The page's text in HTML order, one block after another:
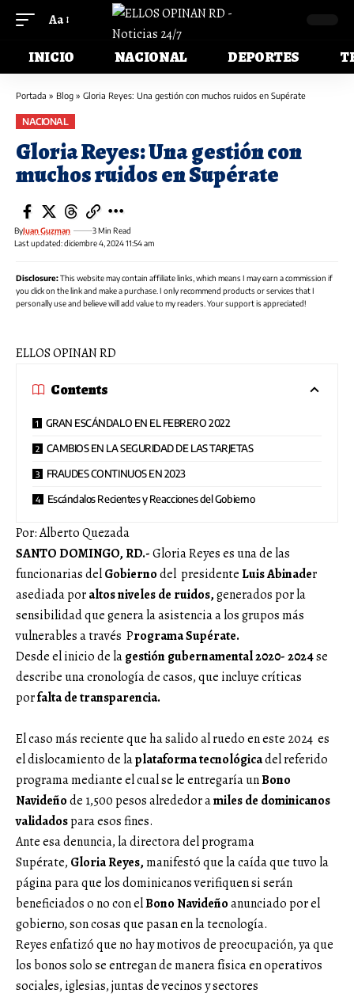
Aa
INICIO NACIONAL DEPORTES
Portada » Blog » Gloria Reyes: Una gestión con muchos ruidos en Supérate
NACIONAL
Gloria Reyes: Una gestión con
muchos ruidos en Supérate
Last updated: diciembre 4, 2024 11:54 am
ByJuan Guzman 3 Min Read
Disclosure:This website may contain affiliate links, which means I may earn a commission if
you click on the link and make a purchase. I only recommend products or services that I
personally use and believe will add value to my readers. Your support is appreciated!
ELLOS OPINAN RD
Contents
GRAN ESCÁNDALO EN EL FEBRERO 2022
CAMBIOS EN LA SEGURIDAD DE LAS TARJETAS
FRAUDES CONTINUOS EN 2023
Escándalos Recientes y Reacciones del Gobierno
Por: Alberto Quezada
SANTO DOMINGO, RD.-Gloria Reyes es una de las
funcionarias delGobiernodel presidenteLuis Abinader
asediada poraltos niveles de ruidos,generados por la
sensibilidad que genera la asistencia a los grupos más
vulnerables a través Programa Supérate.
Desde el inicio de lagestión gubernamental 2020- 2024se
describe una cronología de casos, que incluye críticas
porfalta de transparencia.
El caso más reciente que ha salido al ruedo en este 2024 es
el dislocamiento de laplataforma tecnológicadel referido
programa mediante el cual se le entregaría unBono
Navideñode 1,500 pesos alrededor amiles de dominicanos
validadospara esos fines.
Ante esa denuncia, la directora del programa
Supérate, Gloria Reyes,manifestó que la caída que tuvo la
página para que los dominicanos verifiquen si serán
beneficiados o no con elBono Navideñoanunciado por el
gobierno, son cosas que pasan en la tecnología.
Reyes enfatizó que no hay motivos de preocupación, ya que
los bonos solo se entregan de manera física en operativos
sociales, iglesias, juntas de vecinos y sectores